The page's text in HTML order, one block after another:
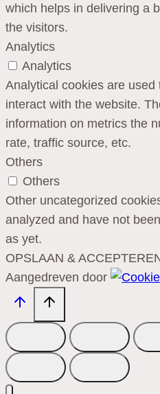
which helps in delivering a
the visitors.
Analytics
Analytics
Analytical cookies are
interact with the website.
information on metrics the
rate, traffic source, etc.
Others
Others
Other uncategorized
analyzed and have not
as yet.
OPSLAAN &
Aangedreven door